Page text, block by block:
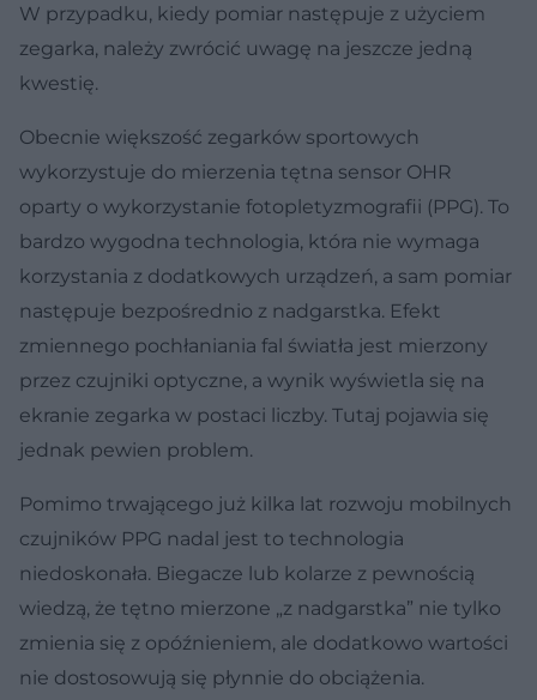
W przypadku, kiedy pomiar następuje z użyciem
zegarka, należy zwrócić uwagę na jeszcze jedną
kwestię.
Obecnie większość zegarków sportowych
wykorzystuje do mierzenia tętna sensor OHR
oparty o wykorzystanie fotopletyzmografii (PPG). To
bardzo wygodna technologia, która nie wymaga
korzystania z dodatkowych urządzeń, a sam pomiar
następuje bezpośrednio z nadgarstka. Efekt
zmiennego pochłaniania fal światła jest mierzony
przez czujniki optyczne, a wynik wyświetla się na
ekranie zegarka w postaci liczby. Tutaj pojawia się
jednak pewien problem.
Pomimo trwającego już kilka lat rozwoju mobilnych
czujników PPG nadal jest to technologia
niedoskonała. Biegacze lub kolarze z pewnością
wiedzą, że tętno mierzone „z nadgarstka” nie tylko
zmienia się z opóźnieniem, ale dodatkowo wartości
nie dostosowują się płynnie do obciążenia.